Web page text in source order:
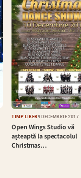
TIMP LIBER9 DECEMBRIE 2017
Open Wings Studio vă
așteaptă la spectacolul
Christmas…